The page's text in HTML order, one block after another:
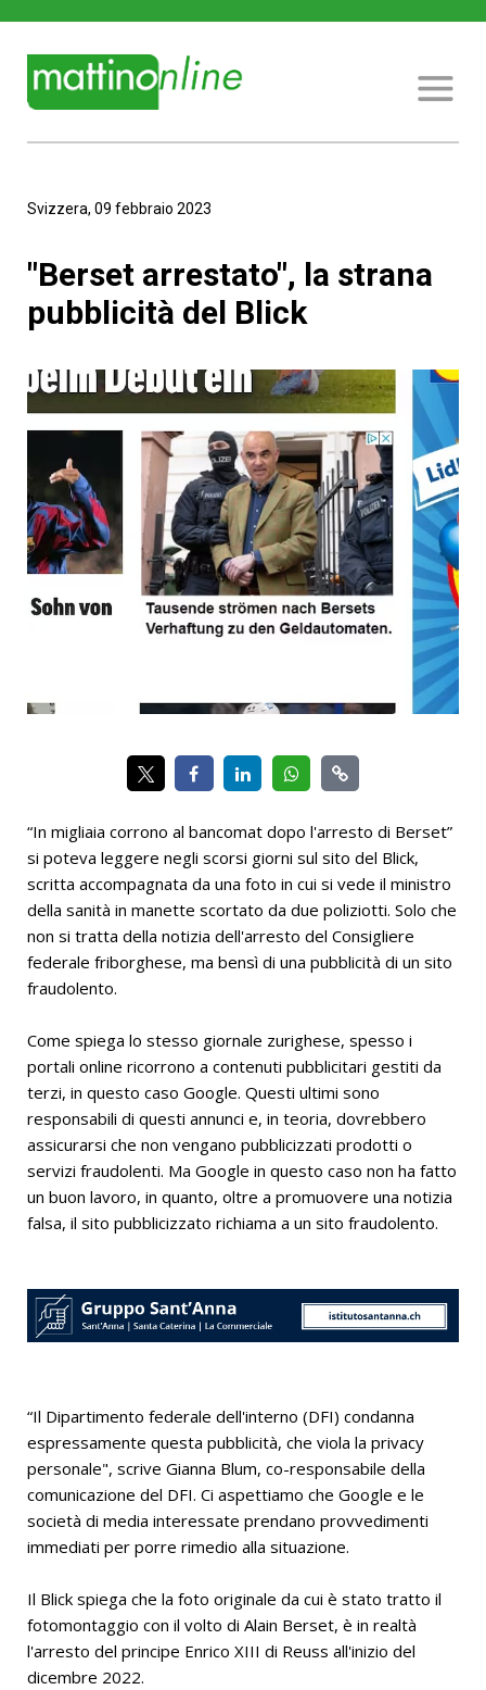
Svizzera, 09 febbraio 2023
"Berset arrestato", la strana
pubblicità del Blick
“In migliaia corrono al bancomat dopo l'arresto di Berset”
si poteva leggere negli scorsi giorni sul sito del Blick,
scritta accompagnata da una foto in cui si vede il ministro
della sanità in manette scortato da due poliziotti. Solo che
non si tratta della notizia dell'arresto del Consigliere
federale friborghese, ma bensì di una pubblicità di un sito
fraudolento.
Come spiega lo stesso giornale zurighese, spesso i
portali online ricorrono a contenuti pubblicitari gestiti da
terzi, in questo caso Google. Questi ultimi sono
responsabili di questi annunci e, in teoria, dovrebbero
assicurarsi che non vengano pubblicizzati prodotti o
servizi fraudolenti. Ma Google in questo caso non ha fatto
un buon lavoro, in quanto, oltre a promuovere una notizia
falsa, il sito pubblicizzato richiama a un sito fraudolento.
“Il Dipartimento federale dell'interno (DFI) condanna
espressamente questa pubblicità, che viola la privacy
personale", scrive Gianna Blum, co-responsabile della
comunicazione del DFI. Ci aspettiamo che Google e le
società di media interessate prendano provvedimenti
immediati per porre rimedio alla situazione.
Il Blick spiega che la foto originale da cui è stato tratto il
fotomontaggio con il volto di Alain Berset, è in realtà
l'arresto del principe Enrico XIII di Reuss all'inizio del
dicembre 2022.